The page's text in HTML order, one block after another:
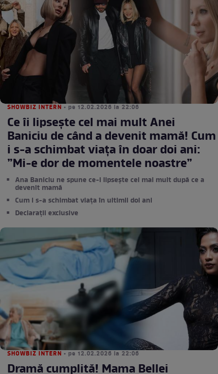
SHOWBIZ INTERN • pe 12.02.2026 la 22:06
Ce îi lipsește cel mai mult Anei
Baniciu de când a devenit mamă! Cum
i s-a schimbat viața în doar doi ani:
”Mi-e dor de momentele noastre”
Ana Baniciu ne spune ce-i lipsește cel mai mult după ce a
devenit mamă
Cum i s-a schimbat viața în ultimii doi ani
Declarații exclusive
SHOWBIZ INTERN • pe 12.02.2026 la 22:06
Dramă cumplită! Mama Bellei